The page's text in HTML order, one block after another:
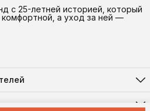
с 25-летней историей, который
а уход за ней —